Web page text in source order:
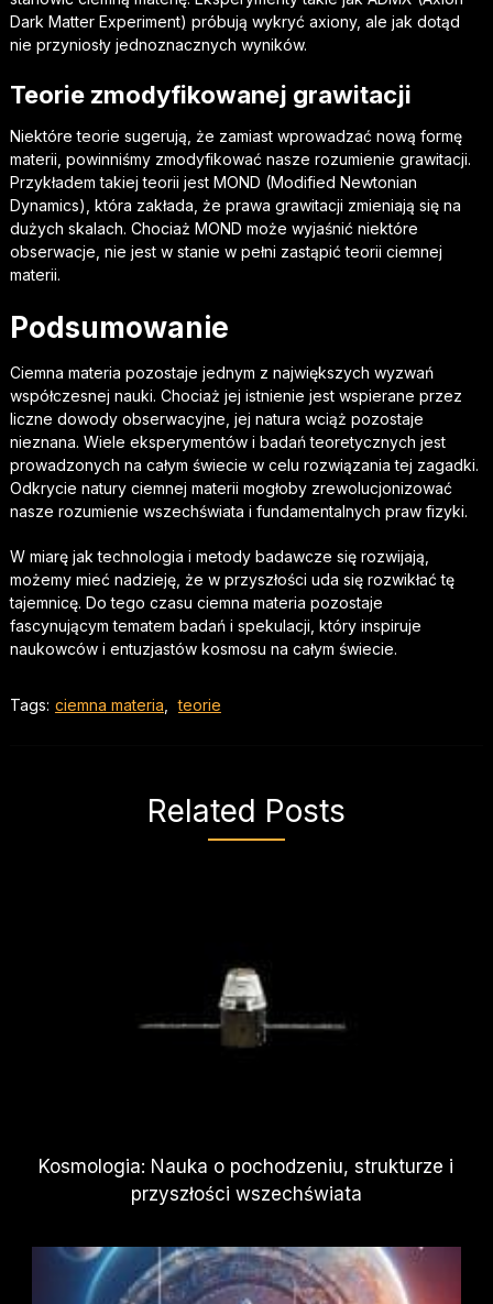
Dark Matter Experiment) próbują wykryć axiony, ale jak dotąd
nie przyniosły jednoznacznych wyników.
Teorie zmodyfikowanej grawitacji
Niektóre teorie sugerują, że zamiast wprowadzać nową formę
materii, powinniśmy zmodyfikować nasze rozumienie grawitacji.
Przykładem takiej teorii jest MOND (Modified Newtonian
Dynamics), która zakłada, że prawa grawitacji zmieniają się na
dużych skalach. Chociaż MOND może wyjaśnić niektóre
obserwacje, nie jest w stanie w pełni zastąpić teorii ciemnej
materii.
Podsumowanie
Ciemna materia pozostaje jednym z największych wyzwań
współczesnej nauki. Chociaż jej istnienie jest wspierane przez
liczne dowody obserwacyjne, jej natura wciąż pozostaje
nieznana. Wiele eksperymentów i badań teoretycznych jest
prowadzonych na całym świecie w celu rozwiązania tej zagadki.
Odkrycie natury ciemnej materii mogłoby zrewolucjonizować
nasze rozumienie wszechświata i fundamentalnych praw fizyki.
W miarę jak technologia i metody badawcze się rozwijają,
możemy mieć nadzieję, że w przyszłości uda się rozwikłać tę
tajemnicę. Do tego czasu ciemna materia pozostaje
fascynującym tematem badań i spekulacji, który inspiruje
naukowców i entuzjastów kosmosu na całym świecie.
Tags: ciemna materia teorie
Related Posts
Kosmologia: Nauka o pochodzeniu, strukturze i
przyszłości wszechświata